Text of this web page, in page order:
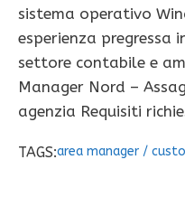
sistema operativo
esperienza pregressa
settore contabile e
Manager Nord –
agenzia Requisiti
TAGS:area manager /